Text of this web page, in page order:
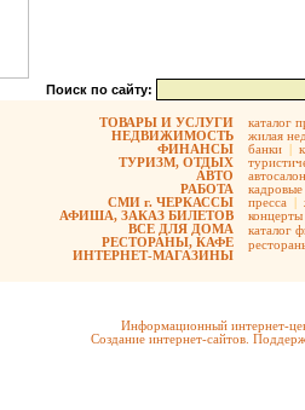
Поиск по сайту:
ТОВАРЫ И УСЛУГИ
НЕДВИЖИМОСТЬ
ФИНАНСЫ
ТУРИЗМ, ОТДЫХ
АВТО
РАБОТА
СМИ г. ЧЕРКАССЫ
АФИША, ЗАКАЗ БИЛЕТОВ
ВСЕ ДЛЯ ДОМА
РЕСТОРАНЫ, КАФЕ
ИНТЕРНЕТ-МАГАЗИНЫ
каталог
жилая
банки |
кадровые
пресса |
концерты
каталог
Информационный интернет-
Создание интернет-сайтов.